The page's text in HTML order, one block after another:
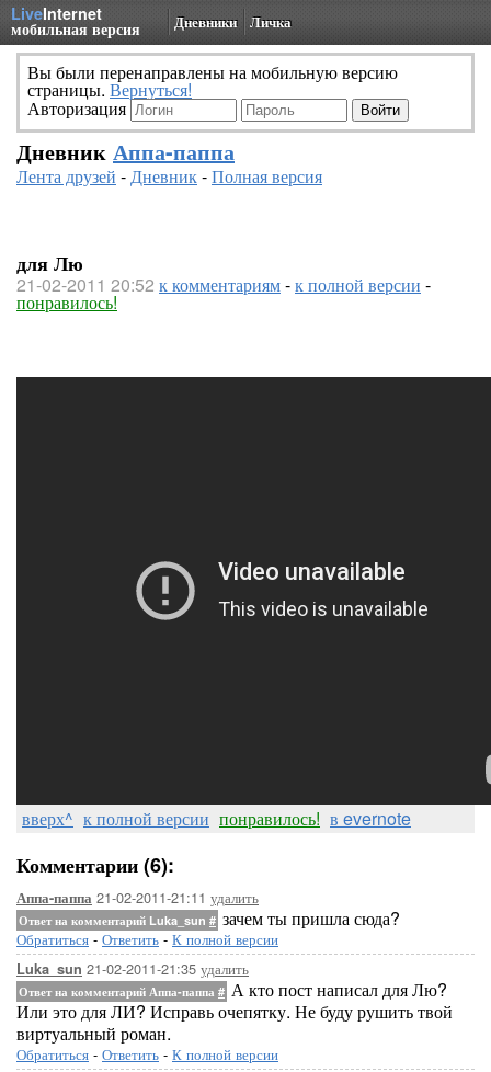
LiveInternet
мобильная версия Дневники Личка
Вы были перенаправлены на мобильную версию
страницы. Вернуться!
Авторизация
Дневник Аппа-паппа
Лента друзей -Дневник-Полная версия
для Лю
21-02-2011 20:52 к комментариям-к полной версии -
понравилось!
вверх^ к полной версии понравилось! в evernote
Комментарии (6):
Аппа-паппа 21-02-2011-21:11 удалить
Ответ на комментарий Luka_sun # зачем ты пришла сюда?
Обратиться - Ответить - К полной версии
Luka_sun 21-02-2011-21:35 удалить
Ответ на комментарий Аппа-паппа # А кто пост написал для Лю?
Или это для ЛИ? Исправь очепятку. Не буду рушить твой
виртуальный роман.
Обратиться - Ответить - К полной версии